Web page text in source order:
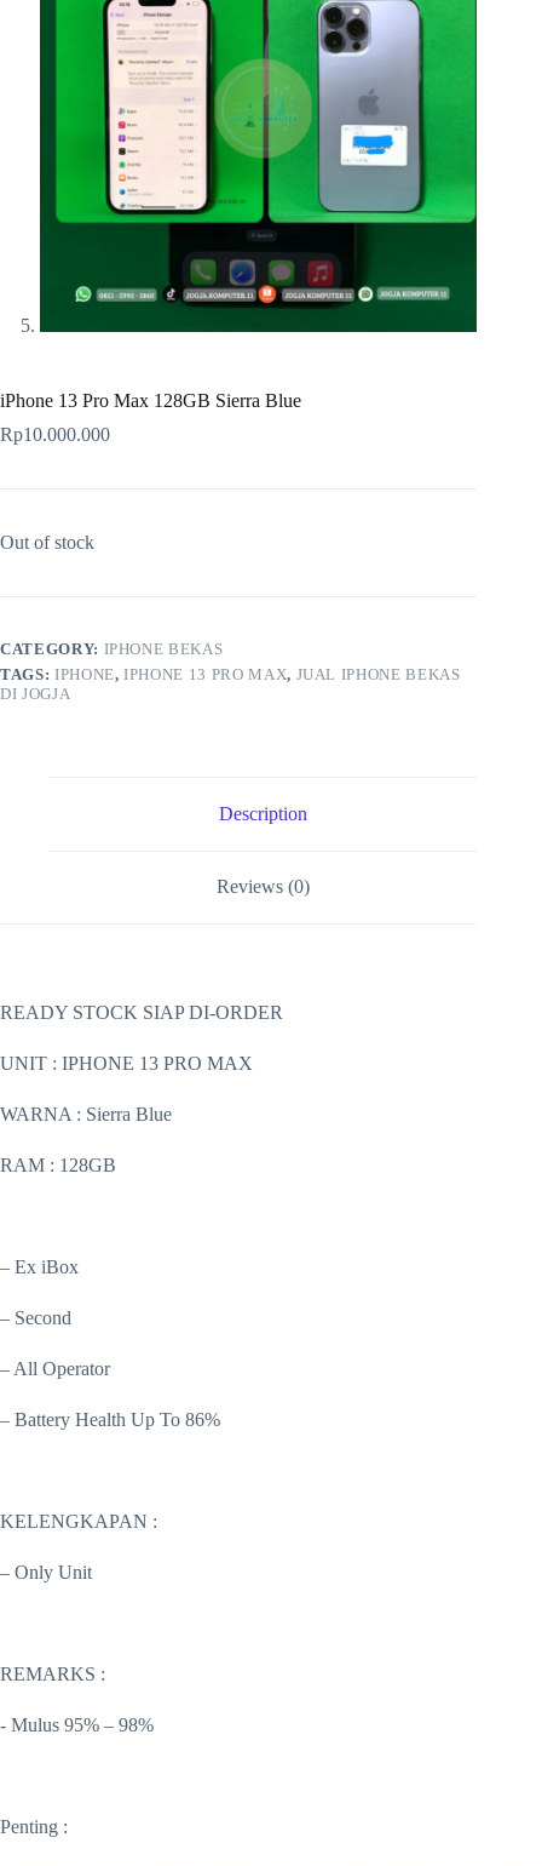
iPhone 13 Pro Max 128GB Sierra Blue
Rp10.000.000
Out of stock
CATEGORY: IPHONE BEKAS
TAGS: IPHONE,IPHONE 13 PRO MAX, JUAL IPHONE BEKAS
DI JOGJA
Description
Reviews (0)
READY STOCK SIAP DI-ORDER
UNIT : IPHONE 13 PRO MAX
WARNA : Sierra Blue
RAM : 128GB
– Ex iBox
– Second
– All Operator
– Battery Health Up To 86%
KELENGKAPAN :
– Only Unit
REMARKS :
-️ Mulus 95% – 98%
Penting :